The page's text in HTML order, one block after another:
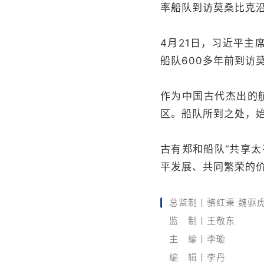
率船队到访莫桑比克
4月21日，习近平主
船队600多年前到访
作为中国古代杰出的
区。船队所到之处，
古有郑和船队“共享
平发展、共同繁荣的
总监制丨骆红秉 魏驱
监 制丨王敬东
主 编丨李璇
编 辑丨李丹